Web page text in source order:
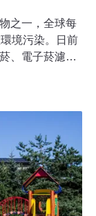
之一，全球每
境污染。日前
、電子菸濾嘴
可能。菸蒂污
條塑膠纖維——
年。然而，西
）與義大利波
表的最新研究指
有效解決這個